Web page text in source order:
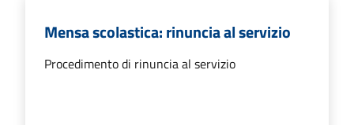
Mensa scolastica: rinuncia al servizio
Procedimento di rinuncia al servizio